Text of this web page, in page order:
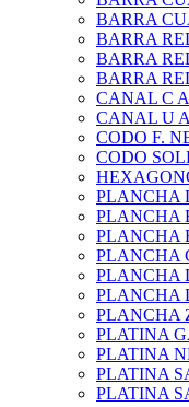
BARRA
BARRA
BARRA
BARRA
CANAL C
CANAL U
CODO F.
CODO
PLANCHA
PLANCHA
PLANCHA
PLANCHA
PLANCHA
PLANCHA
PLANCHA
PLATINA
PLATINA
PLATINA
PLATINA